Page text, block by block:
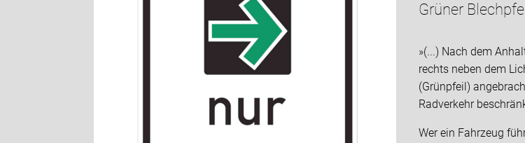
Grüner
»(...) Nach dem
rechts neben dem
(Grünpfeil)
Radverkehr
Wer ein Fahrzeug